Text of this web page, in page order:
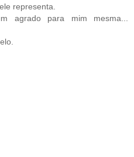
representa.
agrado para mim mesma...